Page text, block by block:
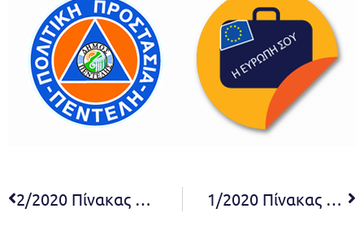
2/2020 Πίνακας Αποφάσεων Σ.Ε. α΄ βάθμιας εκπαίδευσης 1/2020 Πίνακας Αποφάσεων Έκτακτης Συνεδρίασης Σ.Ε. α΄ βάθμιας εκπαίδευσης